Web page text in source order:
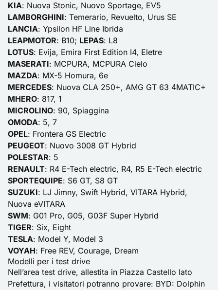
KIA: Nuova Stonic, Nuovo Sportage, EV5
LAMBORGHINI: Temerario, Revuelto, Urus SE
LANCIA: Ypsilon HF Line Ibrida
LEAPMOTOR: B10; LEPAS: L8
LOTUS: Evija, Emira First Edition I4, Eletre
MASERATI: MCPURA, MCPURA Cielo
MAZDA: MX-5 Homura, 6e
MERCEDES: Nuova CLA 250+, AMG GT 63 4MATIC+
MHERO: 817, 1
MICROLINO: 90, Spiaggina
OMODA: 5, 7
OPEL: Frontera GS Electric
PEUGEOT: Nuovo 3008 GT Hybrid
POLESTAR: 5
RENAULT: R4 E-Tech electric, R4, R5 E-Tech electric
SPORTEQUIPE: S6 GT, S8 GT
SUZUKI: LJ Jimny, Swift Hybrid, VITARA Hybrid,
Nuova eVITARA
SWM: G01 Pro, G05, G03F Super Hybrid
TIGER: Six, Eight
TESLA: Model Y, Model 3
VOYAH: Free REV, Courage, Dream
Modelli per i test drive
Nell’area test drive, allestita in Piazza Castello lato
Prefettura, i visitatori potranno provare: BYD: Dolphin